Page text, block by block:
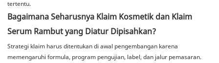
tertentu.
Bagaimana Seharusnya Klaim Kosmetik dan Klaim
Serum Rambut yang Diatur Dipisahkan?
Strategi klaim harus ditentukan di awal pengembangan karena
memengaruhi formula, program pengujian, label, dan jalur pemasaran.